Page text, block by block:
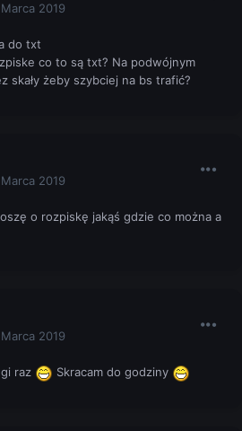
2019
do txt
co to są txt? Na podwójnym
skały żeby szybciej na bs trafić?
2019
o rozpiskę jakąś gdzie co można a
2019
raz Skracam do godziny